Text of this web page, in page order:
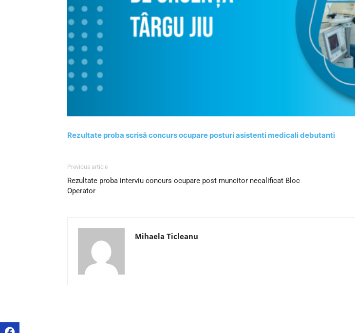
Rezultate proba scrisă concurs ocupare posturi asistenti medicali debutanti
Previous article
Rezultate proba interviu concurs ocupare post muncitor necalificat Bloc
Operator
Mihaela Ticleanu